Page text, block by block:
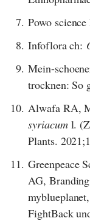
7. Powo
8. Infoflora ch:
9. Mein-
trocknen: So
10. Alwafa RA,
syriacuml.
Plants.
11. Greenpeace
AG,
FightBack